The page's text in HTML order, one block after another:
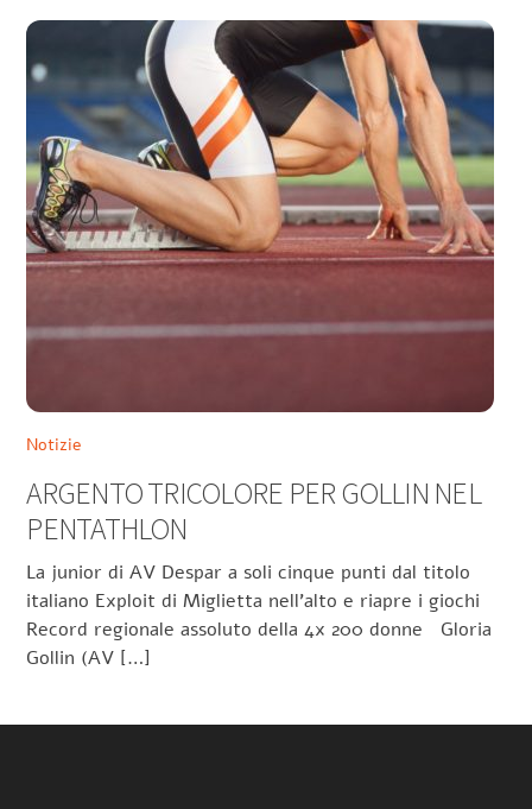
Notizie
ARGENTO TRICOLORE PER GOLLIN NEL
PENTATHLON
La junior di AV Despar a soli cinque punti dal titolo
italiano Exploit di Miglietta nell’alto e riapre i giochi
Record regionale assoluto della 4x 200 donne Gloria
Gollin (AV […]